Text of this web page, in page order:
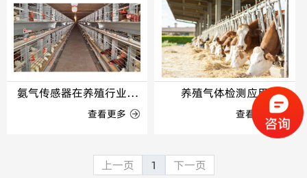
氨气传感器在养殖行业的
重要性及应用
查看更多
养殖气体检测应用
查看更多
上一页 1 下一页